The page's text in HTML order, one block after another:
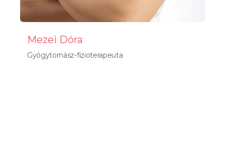
Mezei Dóra
Gyógytornász-fizioterapeuta